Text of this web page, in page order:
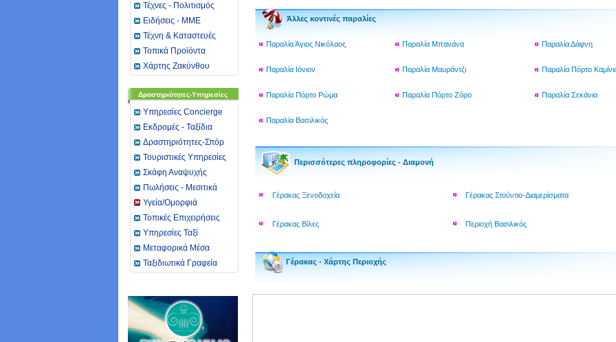
Τέχνες - Πολιτισμός
Ειδήσεις - ΜΜΕ
Τέχνη & Καταστευές
Τοπικά Προϊόντα
Χάρτης Ζακύνθου
Δραστηριότητες-Υπηρεσίες
Υπηρεσίες Concierge
Εκδρομές - Ταξίδια
Δραστηριότητες-Σπόρ
Τουριστικές Υπηρεσίες
Σκάφη Αναψυχής
Πωλήσεις - Μεσιτικά
Υγεία/Ομορφιά
Toπικές Επιχειρήσεις
Υπηρεσίες Ταξί
Μεταφορικά Μέσα
Ταξιδιωτικά Γραφεία
Άλλες κοντινές παραλίες
Παραλία Άγιος Νικόλαος Παραλία Μπανάνα Παραλία Δάφνη
Παραλία Ιόνιον Παραλία Μαυράντζι Παραλία Πόρτο
Παραλία Πόρτο Ρώμα Παραλία Πόρτο Ζόρο Παραλία Σεκάνια
Παραλία Βασιλικός
Περισσότερες πληροφορίες - Διαμονή
Γέρακας Ξενοδοχεία Γέρακας Στούντιο-Διαμερίσματα
Γέρακας Βίλες Περιοχή Βασιλικός
Γέρακας - Χάρτης Περιοχής